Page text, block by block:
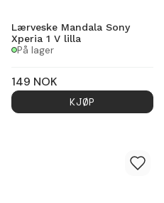
Lærveske Mandala Sony
Xperia 1 V lilla
På lager
149 NOK
KJØP